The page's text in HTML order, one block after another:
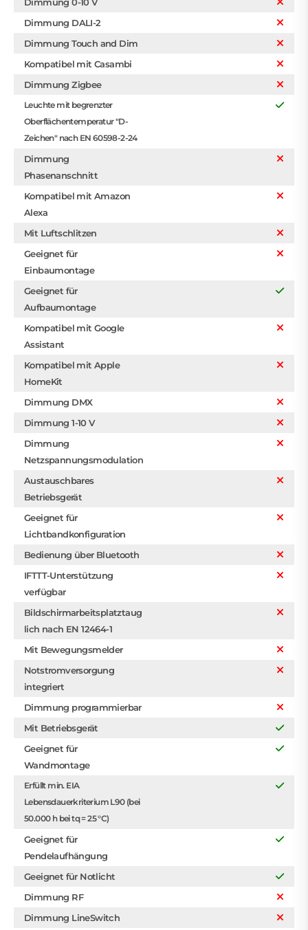
Dimmung DALI-2
Dimmung Touch and Dim
Kompatibel mit Casambi
Dimmung Zigbee
Leuchte mit begrenzter
Oberflächentemperatur "D-
Zeichen" nach EN 60598-2-24
Dimmung
Phasenanschnitt
Kompatibel mit Amazon
Alexa
Mit Luftschlitzen
Geeignet für
Einbaumontage
Geeignet für
Aufbaumontage
Kompatibel mit Google
Assistant
Kompatibel mit Apple
HomeKit
Dimmung DMX
Dimmung 1-10 V
Dimmung
Netzspannungsmodulation
Austauschbares
Betriebsgerät
Geeignet für
Lichtbandkonfiguration
Bedienung über Bluetooth
IFTTT-Unterstützung
verfügbar
Bildschirmarbeitsplatztaug
lich nach EN 12464-1
Mit Bewegungsmelder
Notstromversorgung
integriert
Dimmung programmierbar
Mit Betriebsgerät
Geeignet für
Wandmontage
Erfüllt min. EIA
Lebensdauerkriterium L90 (bei
50.000 h bei tq = 25 °C)
Geeignet für
Pendelaufhängung
Geeignet für Notlicht
Dimmung RF
Dimmung LineSwitch